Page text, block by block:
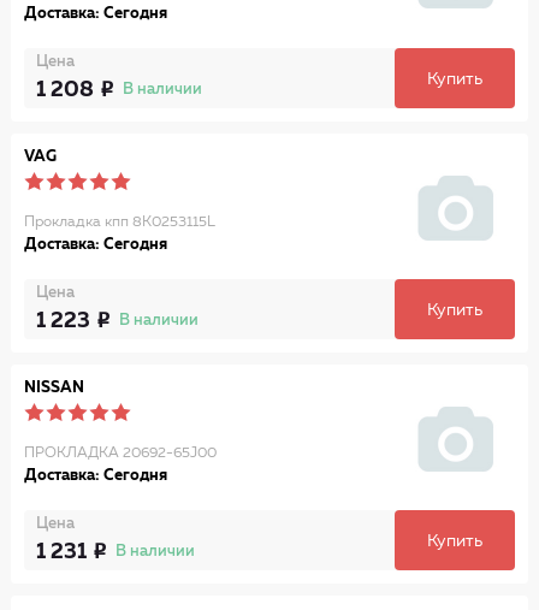
Доставка: Сегодня
Цена
1 208 В наличии
Купить
VAG
Пpокладка кпп 8K0253115L
Доставка: Сегодня
Цена
1 223 В наличии
Купить
NISSAN
ПРОКЛАДКА 20692-65J00
Доставка: Сегодня
Цена
1 231 В наличии
Купить